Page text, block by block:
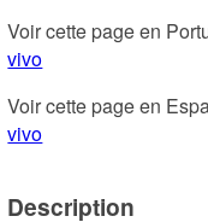
Voir cette page en
vivo
Voir cette page en
vivo
Description